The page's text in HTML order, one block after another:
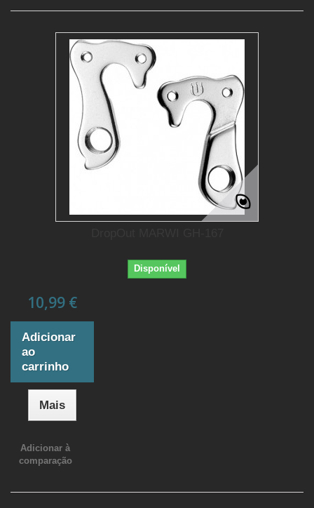
Disponível
10,99 €
Adicionar
ao
carrinho
Mais
Adicionar à
comparação